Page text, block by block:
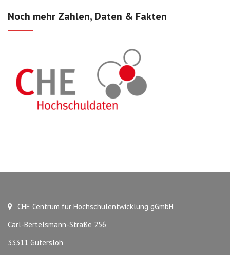
Noch mehr Zahlen, Daten & Fakten
CHE Centrum für Hochschulentwicklung gGmbH
Carl-Bertelsmann-Straße 256
33311 Gütersloh